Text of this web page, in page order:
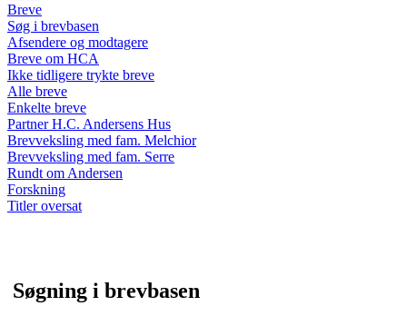
Breve
Søg i brevbasen
Afsendere og modtagere
Breve om HCA
Ikke tidligere trykte breve
Alle breve
Enkelte breve
Partner H.C. Andersens Hus
Brevveksling med fam. Melchior
Brevveksling med fam. Serre
Rundt om Andersen
Forskning
Titler oversat
Søgning i brevbasen